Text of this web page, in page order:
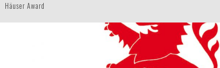
Häuser Award